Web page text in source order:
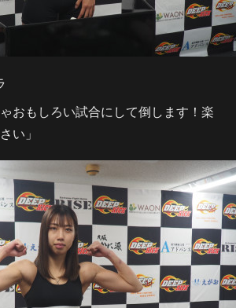
おもしろい試合にして倒します！楽
い」